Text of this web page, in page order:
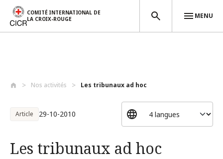
COMITÉ INTERNATIONAL DE
LA CROIX-ROUGE
MENU
Nos activités Les tribunaux ad hoc
Article 29-10-2010
Les tribunaux ad hoc